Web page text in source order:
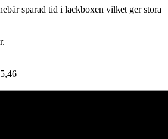
sparad tid i lackboxen vilket ger stora